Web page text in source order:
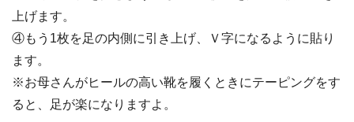
上げます。
④もう1枚を足の内側に引き上げ、Ｖ字になるように貼り
ます。
※お母さんがヒールの高い靴を履くときにテーピングをす
ると、足が楽になりますよ。